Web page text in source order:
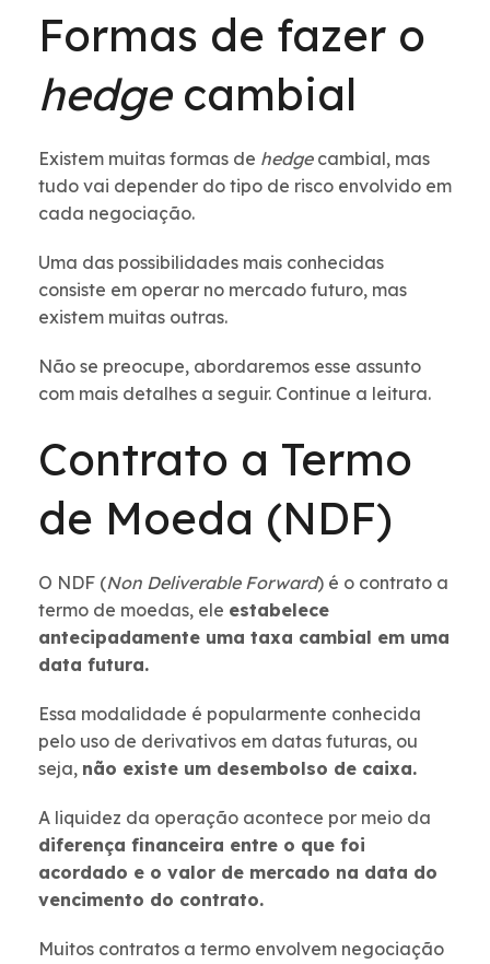
Formas de fazer o
hedge cambial
Existem muitas formas de hedge cambial, mas
tudo vai depender do tipo de risco envolvido em
cada negociação.
Uma das possibilidades mais conhecidas
consiste em operar no mercado futuro, mas
existem muitas outras.
Não se preocupe, abordaremos esse assunto
com mais detalhes a seguir. Continue a leitura.
Contrato a Termo
de Moeda (NDF)
O NDF (Non Deliverable Forward) é o contrato a
termo de moedas, ele estabelece
antecipadamente uma taxa cambial em uma
data futura.
Essa modalidade é popularmente conhecida
pelo uso de derivativos em datas futuras, ou
seja, não existe um desembolso de caixa.
A liquidez da operação acontece por meio da
diferença financeira entre o que foi
acordado e o valor de mercado na data do
vencimento do contrato.
Muitos contratos a termo envolvem negociação